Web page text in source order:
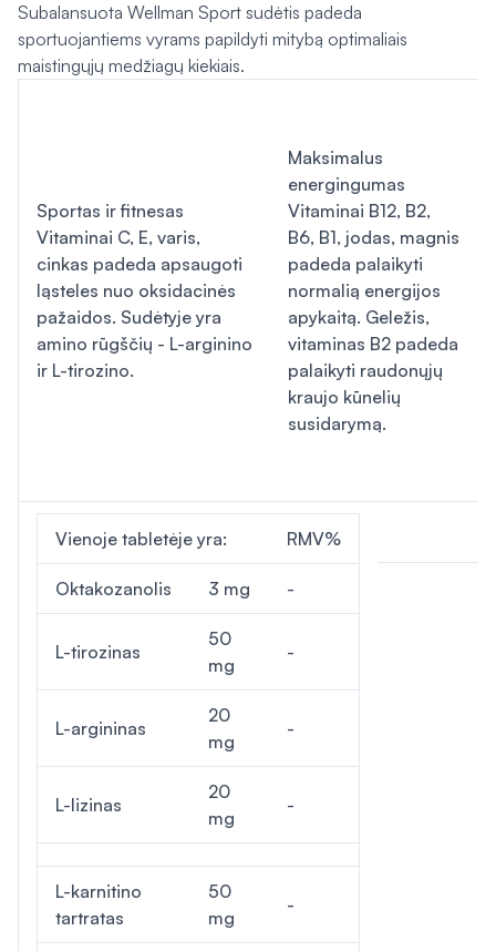
Subalansuota Wellman Sport sudėtis padeda
sportuojantiems vyrams papildyti mitybą optimaliais
maistingųjų medžiagų kiekiais.
Sportas ir fitnesas
Vitaminai C, E, varis,
cinkas padeda apsaugoti
ląsteles nuo oksidacinės
pažaidos. Sudėtyje yra
amino rūgščių - L-arginino
ir L-tirozino.
Maksimalus
energingumas
Vitaminai B12, B2,
B6, B1, jodas, magnis
padeda palaikyti
normalią energijos
apykaitą. Geležis,
vitaminas B2 padeda
palaikyti raudonųjų
kraujo kūnelių
susidarymą.
Vienoje tabletėje yra: RMV%
Oktakozanolis 3 mg -
L-tirozinas
50
mg
-
L-argininas
20
mg
-
L-lizinas
20
mg
-
L-karnitino
tartratas
50
mg
-